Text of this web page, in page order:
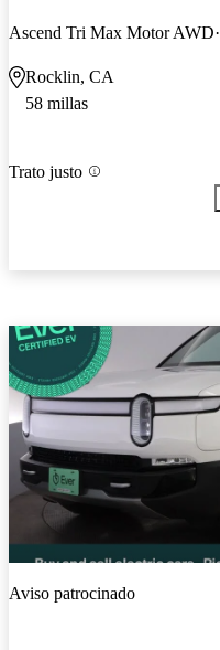
Ascend Tri Max Motor AWD
Rocklin, CA
58 millas
Trato justo
Aviso patrocinado